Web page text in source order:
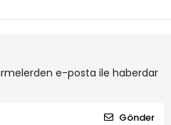
e-posta ile haberdar
Gönder